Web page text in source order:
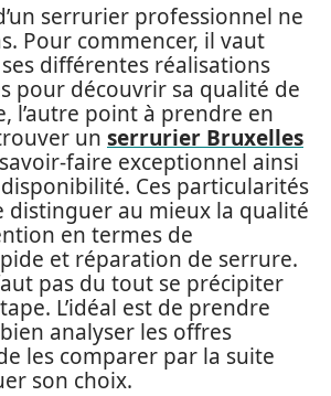
serrurier professionnel ne
Pour commencer, il vaut
différentes réalisations
pour découvrir sa qualité de
l’autre point à prendre en
un serrurier Bruxelles
faire exceptionnel ainsi
Ces particularités
distinguer au mieux la qualité
en termes de
et réparation de serrure.
pas du tout se précipiter
L’idéal est de prendre
analyser les offres
les comparer par la suite
son choix.